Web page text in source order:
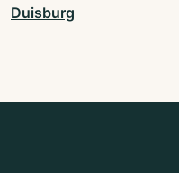
Duisburg